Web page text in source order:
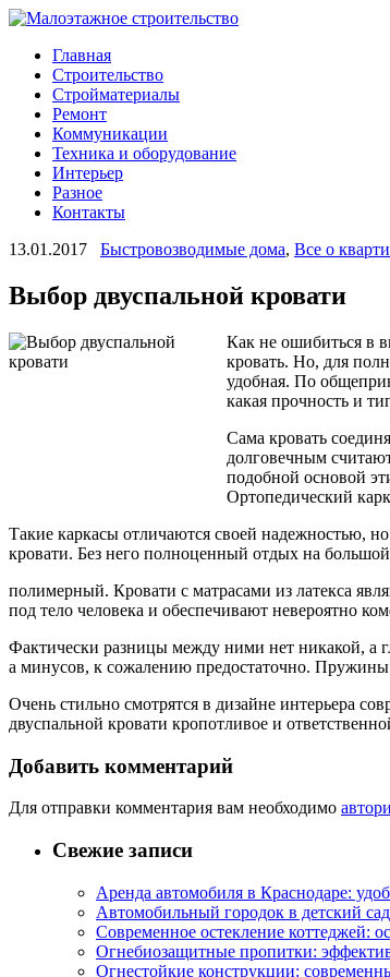
Главная
Строительство
Стройматериалы
Ремонт
Коммуникации
Техника и оборудование
Интерьер
Разное
Контакты
13.01.2017
Быстровозводимые дома, Все о
Выбор двуспальной кровати
Как не ошибиться в
кровать. Но, для
удобная. По
какая прочность и
Сама кровать
долговечным
подобной основой
Ортопедический
Такие каркасы отличаются своей надежностью,
кровати. Без него полноценный отдых на
полимерный. Кровати с матрасами из латекса
под тело человека и обеспечивают невероятно
Фактически разницы между ними нет никакой, а
а минусов, к сожалению предостаточно. Пружины
Очень стильно смотрятся в дизайне интерьера
двуспальной кровати кропотливое и
Добавить комментарий
Для отправки комментария вам необходимо
Свежие записи
Аренда автомобиля в Краснодаре:
Автомобильный городок в детский
Современное остекление коттеджей:
Огнебиозащитные пропитки:
Огнестойкие конструкции: